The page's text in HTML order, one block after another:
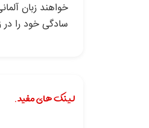
خواهند زبان
سادگی خود را در
لینک های مفید.